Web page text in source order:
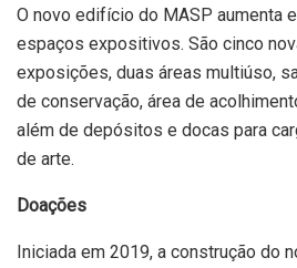
O novo edifício do MASP aumenta
espaços expositivos. São cinco
exposições, duas áreas multiúso,
de conservação, área de
além de depósitos e docas para
de arte.
Doações
Iniciada em 2019, a construção do